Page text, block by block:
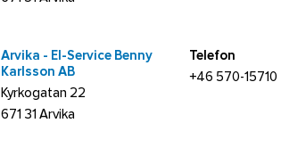
Arvika - El-Service Benny
Karlsson AB
Kyrkogatan 22
671 31 Arvika
Telefon
+46 570-15710